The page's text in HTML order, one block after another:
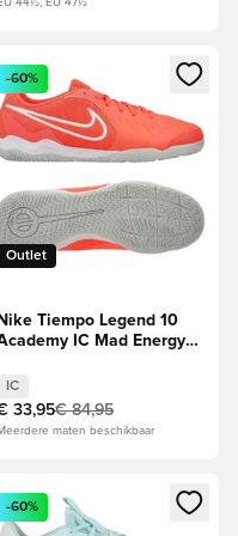
44½, EU 47½
of je aan te melden als
een venster om in te
Outlet
-60%
Nike Tiempo Legend 10
IC Mad Energy -
IC
33,95€ 84,95
maten beschikbaar
of je aan te melden als
een venster om in te
-60%